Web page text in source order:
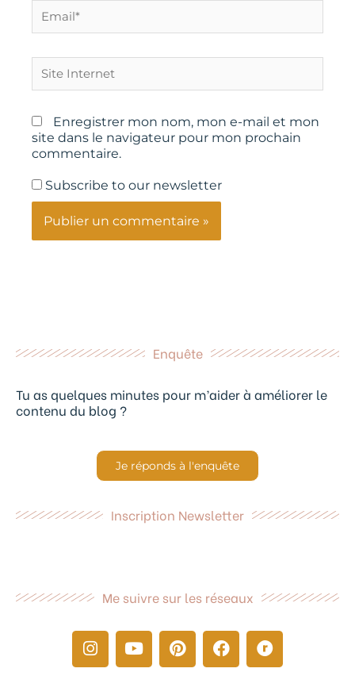
Internet
Enregistrer mon nom, mon e-mail et mon
site dans le navigateur pour mon prochain
commentaire.
Subscribe to our newsletter
Enquête
Tu as quelques minutes pour m’aider à améliorer le
contenu du blog ?
Je réponds à l'enquête
Inscription Newsletter
Me suivre sur les réseaux
I
n
s
Y
o
u
P
i
n
F
a
c
R
a
v